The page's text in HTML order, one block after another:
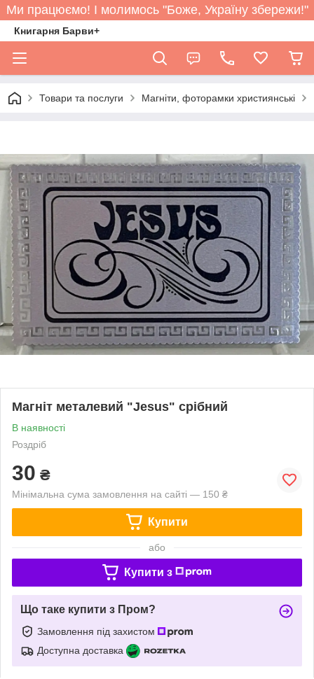
Ми працюємо! І молимось "Боже, Україну збережи!"
Книгарня Барви+
Товари та послуги Магніти, фоторамки християнські
Магніт металевий "Jesus" срібний
В наявності
Роздріб
30 ₴
Мінімальна сума замовлення на сайті — 150 ₴
Купити
або
Купити з
Що таке купити з Пром?
Замовлення під захистом
Доступна доставка